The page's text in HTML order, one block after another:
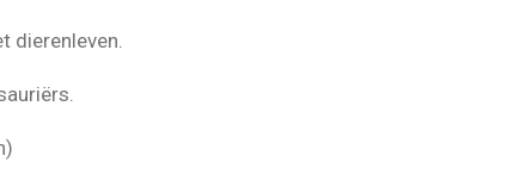
dierenleven.